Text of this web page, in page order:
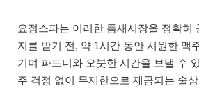
요정스파는 이러한 틈새시장을 정확히
지를 받기 전, 약 1시간 동안 시원한 맥
기며 파트너와 오붓한 시간을 보낼 수
주 걱정 없이 무제한으로 제공되는 술